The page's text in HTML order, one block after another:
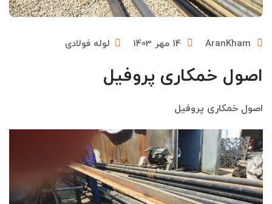
AranKham 14 مهر 1403 لوله فولادی
اصول خمکاری پروفیل
اصول خمکاری پروفیل